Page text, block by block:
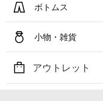
ボトムス
小物・雑貨
アウトレット